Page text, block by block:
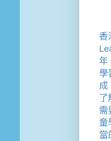
香
年
學
成
需
童
當